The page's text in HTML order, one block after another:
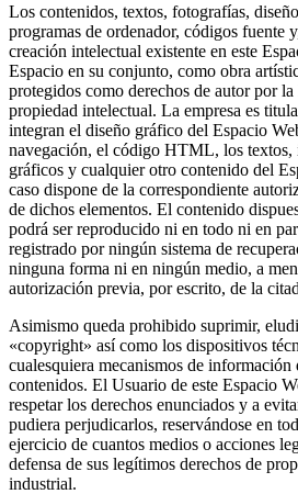
Los contenidos, textos, fotografías,
programas de ordenador, códigos fuente
creación intelectual existente en este
Espacio en su conjunto, como obra
protegidos como derechos de autor por
propiedad intelectual. La empresa es
integran el diseño gráfico del Espacio
navegación, el código HTML, los textos,
gráficos y cualquier otro contenido del
caso dispone de la correspondiente
de dichos elementos. El contenido
podrá ser reproducido ni en todo ni en
registrado por ningún sistema de
ninguna forma ni en ningún medio, a
autorización previa, por escrito, de la
Asimismo queda prohibido suprimir,
«copyright» así como los dispositivos
cualesquiera mecanismos de
contenidos. El Usuario de este Espacio
respetar los derechos enunciados y a
pudiera perjudicarlos, reservándose en
ejercicio de cuantos medios o acciones
defensa de sus legítimos derechos de
industrial.